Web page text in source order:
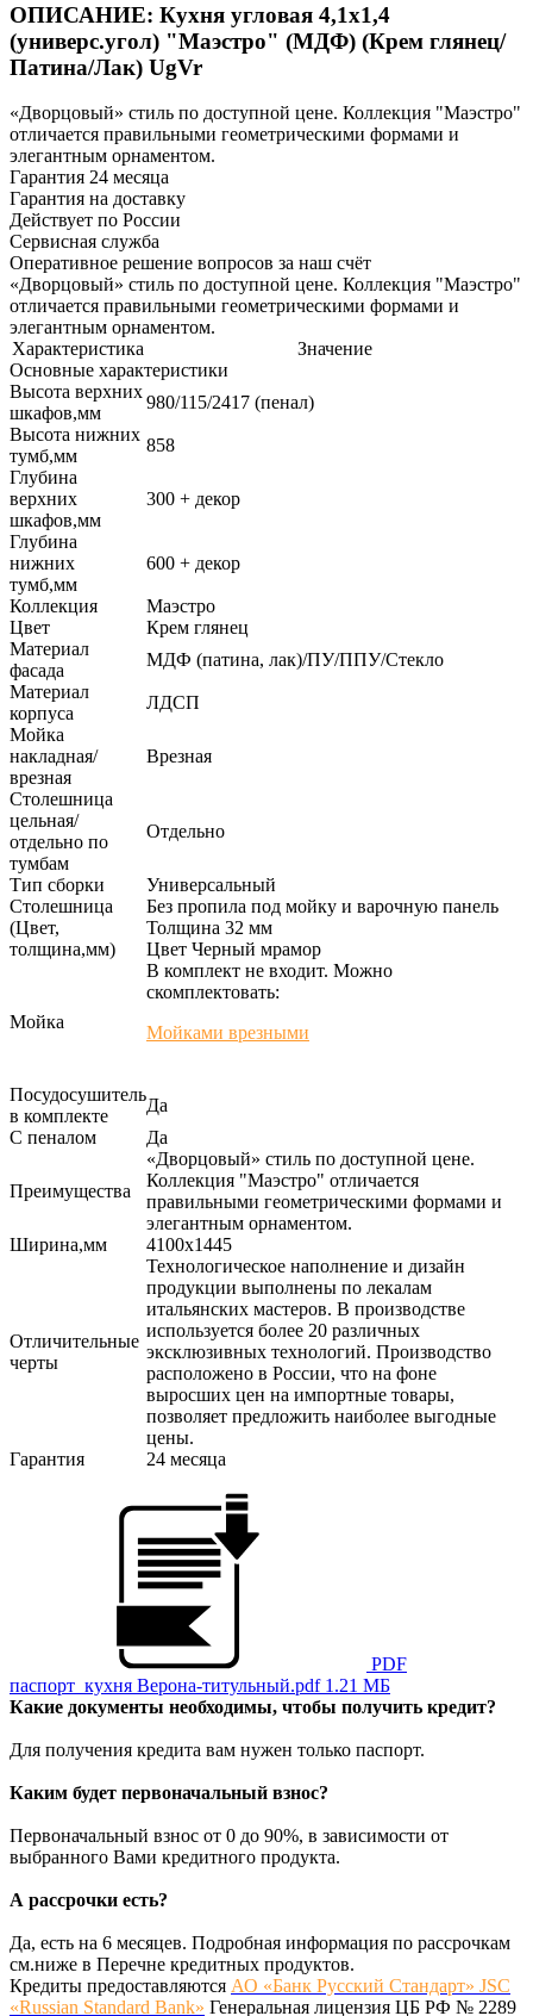
ОПИСАНИЕ: Кухня угловая 4,1х1,4
(универс.угол) "Маэстро" (МДФ) (Крем глянец/
Патина/Лак) UgVr
«Дворцовый» стиль по доступной цене. Коллекция "Маэстро"
отличается правильными геометрическими формами и
элегантным орнаментом.
Гарантия 24 месяца
Гарантия на доставку
Действует по России
Сервисная служба
Оперативное решение вопросов за наш счёт
«Дворцовый» стиль по доступной цене. Коллекция "Маэстро"
отличается правильными геометрическими формами и
элегантным орнаментом.
Характеристика
Значение
Основные характеристики
Высота верхних
шкафов,мм
980/115/2417 (пенал)
Высота нижних
тумб,мм
858
Глубина
верхних
шкафов,мм
300 + декор
Глубина
нижних
тумб,мм
600 + декор
Коллекция
Маэстро
Цвет
Крем глянец
Материал
фасада
МДФ (патина, лак)/ПУ/ППУ/Стекло
Материал
корпуса
ЛДСП
Мойка
накладная/
врезная
Врезная
Столешница
цельная/
отдельно по
тумбам
Отдельно
Тип сборки
Универсальный
Столешница
(Цвет,
толщина,мм)
Без пропила под мойку и варочную панель
Толщина 32 мм
Цвет Черный мрамор
Мойка
В комплект не входит. Можно
скомплектовать:
Мойками врезными
Посудосушитель
в комплекте
Да
С пеналом
Да
Преимущества
«Дворцовый» стиль по доступной цене.
Коллекция "Маэстро" отличается
правильными геометрическими формами и
элегантным орнаментом.
Ширина,мм
4100х1445
Отличительные
черты
Технологическое наполнение и дизайн
продукции выполнены по лекалам
итальянских мастеров. В производстве
используется более 20 различных
эксклюзивных технологий. Производство
расположено в России, что на фоне
выросших цен на импортные товары,
позволяет предложить наиболее выгодные
цены.
Гарантия
24 месяца
PDF
паспорт_кухня Верона-титульный.pdf 1.21 МБ
Какие документы необходимы, чтобы получить кредит?
Для получения кредита вам нужен только паспорт.
Каким будет первоначальный взнос?
Первоначальный взнос от 0 до 90%, в зависимости от
выбранного Вами кредитного продукта.
А рассрочки есть?
Да, есть на 6 месяцев. Подробная информация по рассрочкам
см.ниже в Перечне кредитных продуктов.
Кредиты предоставляются АО «Банк Русский Стандарт» JSC
«Russian Standard Bank» Генеральная лицензия ЦБ РФ № 2289